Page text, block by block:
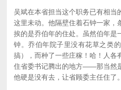
吴斌在本省担当这个职务已有相当
这里未动。他隔壁住着石钟一家，
挨的是乔伯年的住处。虽然伯年是
钟。乔伯年院子里没有花草之类
搞），而种了一些庄稼！哈！人各
住省委书记腾出的地方——那当然
他硬是没有去，让省顾委主任住了。